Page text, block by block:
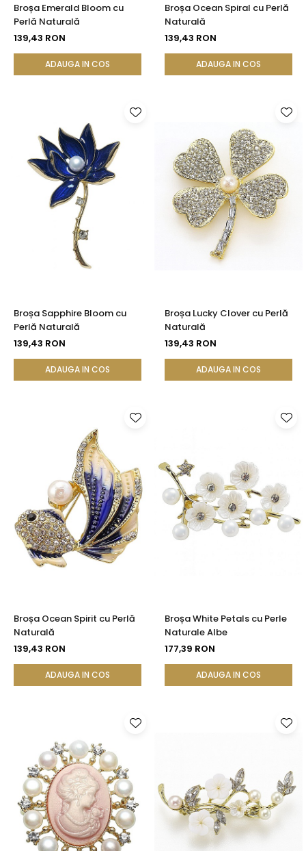
Broșa Emerald Bloom cu
Perlă Naturală
139,43 RON
ADAUGA IN COS
Broșa Ocean Spiral cu Perlă
Naturală
139,43 RON
ADAUGA IN COS
Broșa Sapphire Bloom cu
Perlă Naturală
139,43 RON
ADAUGA IN COS
Broșa Lucky Clover cu Perlă
Naturală
139,43 RON
ADAUGA IN COS
Broșa Ocean Spirit cu Perlă
Naturală
139,43 RON
ADAUGA IN COS
Broșa White Petals cu Perle
Naturale Albe
177,39 RON
ADAUGA IN COS